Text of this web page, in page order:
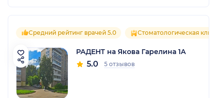
Средний рейтинг врачей 5.0 Стоматологическая
РАДЕНТ на Якова Гарелина 1А
5.0 5 отзывов